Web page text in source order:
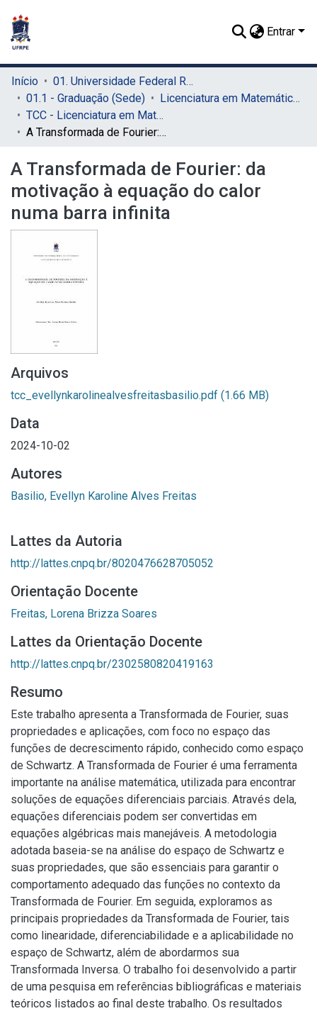
Entrar
Início
01. Universidade Federal Rural de Pernambuco - UFRPE (Sede)
01.1 - Graduação (Sede)
Licenciatura em Matemática (Sede)
TCC - Licenciatura em Matemática (Sede)
A Transformada de Fourier: da motivação à equação do calor numa barra infinita
A Transformada de Fourier: da
motivação à equação do calor
numa barra infinita
Arquivos
tcc_evellynkarolinealvesfreitasbasilio.pdf (1.66 MB)
Data
2024-10-02
Autores
Basilio, Evellyn Karoline Alves Freitas
Lattes da Autoria
http://lattes.cnpq.br/8020476628705052
Orientação Docente
Freitas, Lorena Brizza Soares
Lattes da Orientação Docente
http://lattes.cnpq.br/2302580820419163
Resumo
Este trabalho apresenta a Transformada de Fourier, suas
propriedades e aplicações, com foco no espaço das
funções de decrescimento rápido, conhecido como espaço
de Schwartz. A Transformada de Fourier é uma ferramenta
importante na análise matemática, utilizada para encontrar
soluções de equações diferenciais parciais. Através dela,
equações diferenciais podem ser convertidas em
equações algébricas mais manejáveis. A metodologia
adotada baseia-se na análise do espaço de Schwartz e
suas propriedades, que são essenciais para garantir o
comportamento adequado das funções no contexto da
Transformada de Fourier. Em seguida, exploramos as
principais propriedades da Transformada de Fourier, tais
como linearidade, diferenciabilidade e a aplicabilidade no
espaço de Schwartz, além de abordarmos sua
Transformada Inversa. O trabalho foi desenvolvido a partir
de uma pesquisa em referências bibliográficas e materiais
teóricos listados ao final deste trabalho. Os resultados